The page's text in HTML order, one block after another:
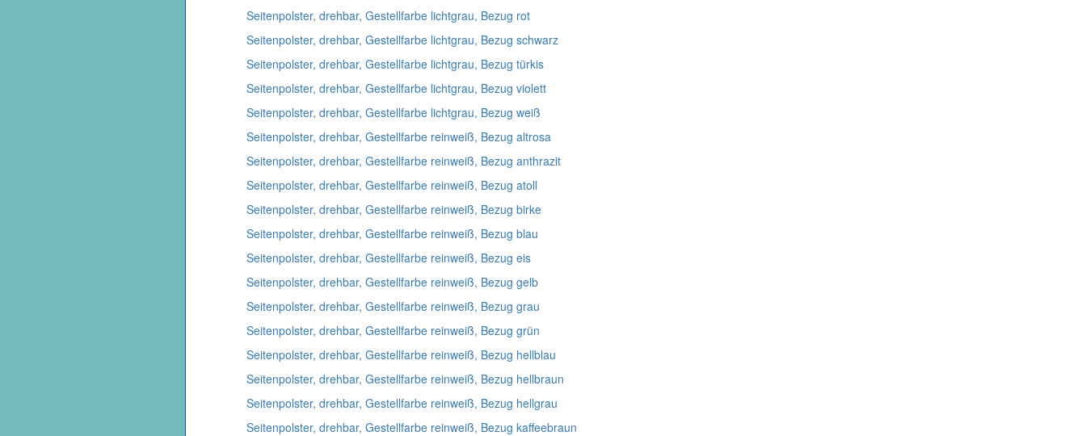
Seitenpolster, drehbar, Gestellfarbe lichtgrau, Bezug rot
Seitenpolster, drehbar, Gestellfarbe lichtgrau, Bezug schwarz
Seitenpolster, drehbar, Gestellfarbe lichtgrau, Bezug türkis
Seitenpolster, drehbar, Gestellfarbe lichtgrau, Bezug violett
Seitenpolster, drehbar, Gestellfarbe lichtgrau, Bezug weiß
Seitenpolster, drehbar, Gestellfarbe reinweiß, Bezug altrosa
Seitenpolster, drehbar, Gestellfarbe reinweiß, Bezug anthrazit
Seitenpolster, drehbar, Gestellfarbe reinweiß, Bezug atoll
Seitenpolster, drehbar, Gestellfarbe reinweiß, Bezug birke
Seitenpolster, drehbar, Gestellfarbe reinweiß, Bezug blau
Seitenpolster, drehbar, Gestellfarbe reinweiß, Bezug eis
Seitenpolster, drehbar, Gestellfarbe reinweiß, Bezug gelb
Seitenpolster, drehbar, Gestellfarbe reinweiß, Bezug grau
Seitenpolster, drehbar, Gestellfarbe reinweiß, Bezug grün
Seitenpolster, drehbar, Gestellfarbe reinweiß, Bezug hellblau
Seitenpolster, drehbar, Gestellfarbe reinweiß, Bezug hellbraun
Seitenpolster, drehbar, Gestellfarbe reinweiß, Bezug hellgrau
Seitenpolster, drehbar, Gestellfarbe reinweiß, Bezug kaffeebraun